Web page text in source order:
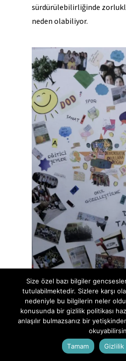
sürdürülebilirliğinde
neden olabiliyor.
Bu projede eğitimde çocuk
birçok deneyim biriktirdik.
çocukların kendi bakış
anlatmak için
izleyebilirsiniz. Belki
Size özel bazı bilgiler
tutulabilmektedir. Sizlere karşı
nedeniyle bu bilgilerin neler
konusunda bir gizlilik politikası
anlaşılır bulmazsanız bir
Tamam
Gizlilik